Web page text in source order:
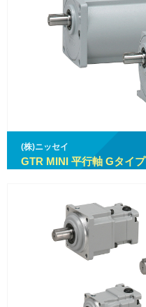
(株)ニッセイ
GTR MINI 平行軸 Gタイプ